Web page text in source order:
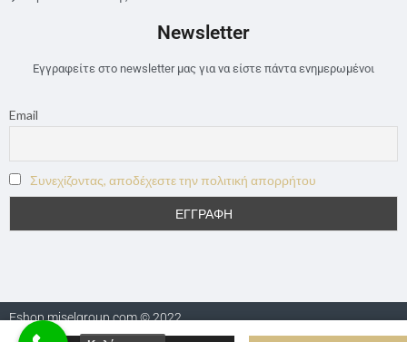
Newsletter
Εγγραφείτε στο newsletter μας για να είστε πάντα ενημερωμένοι
Email
Συνεχίζοντας, αποδέχεστε την πολιτική απορρήτου
Eshop.miselgroup.com © 2022